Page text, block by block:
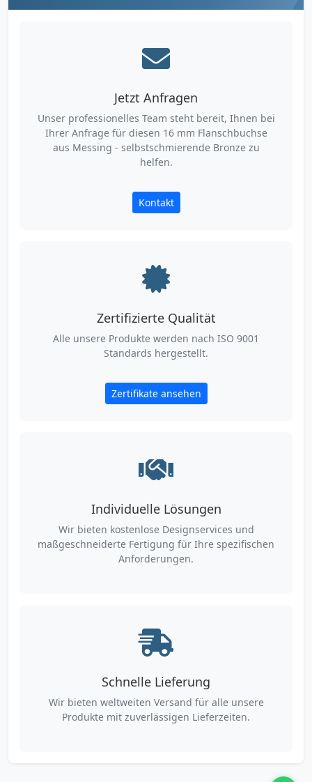
Jetzt Anfragen
Unser professionelles Team steht bereit, Ihnen bei
Ihrer Anfrage für diesen 16 mm Flanschbuchse
aus Messing - selbstschmierende Bronze zu
helfen.
Kontakt
Zertifizierte Qualität
Alle unsere Produkte werden nach ISO 9001
Standards hergestellt.
Zertifikate ansehen
Individuelle Lösungen
Wir bieten kostenlose Designservices und
maßgeschneiderte Fertigung für Ihre spezifischen
Anforderungen.
Schnelle Lieferung
Wir bieten weltweiten Versand für alle unsere
Produkte mit zuverlässigen Lieferzeiten.